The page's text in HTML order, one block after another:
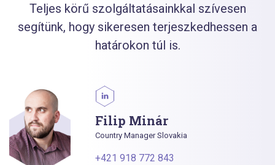
Teljes körű szolgáltatásainkkal szívesen
segítünk, hogy sikeresen terjeszkedhessen a
határokon túl is.
Filip Minár
Country Manager Slovakia
+421 918 772 843